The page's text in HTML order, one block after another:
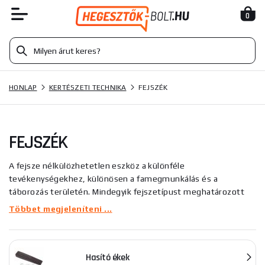
0
HONLAP KERTÉSZETI TECHNIKA FEJSZÉK
FEJSZÉK
A fejsze nélkülözhetetlen eszköz a különféle
tevékenységekhez, különösen a famegmunkálás és a
táborozás területén. Mindegyik fejszetípust meghatározott
célra tervezték, és a hatékonyság maximalizálására és a
használják, ahol aprítani kell aprítékot, különböző méretű
rönköket, fákat vagy ágakat vágni. Az ácsok szerszámaik
elengedhetetlen részének tekintik őket.
Többet megjeleníteni ...
Hasító ékek